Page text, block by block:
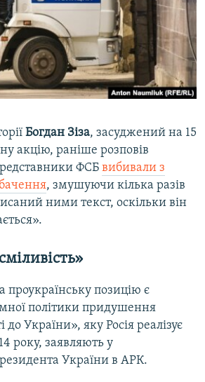
Богдан Зіза, засуджений на 15
акцію, раніше розповів
ФСБ вибивали з
, змушуючи кілька разів
ними текст, оскільки він
проукраїнську позицію є
політики придушення
до України», яку Росія реалізує
року, заявляють у
України в АРК.